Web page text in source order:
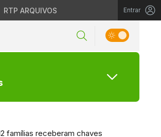
RTP ARQUIVOS Entrar
famílias receberam chaves